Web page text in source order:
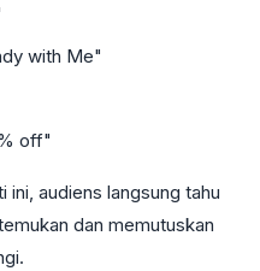
with Me"
off"
audiens langsung tahu
dan memutuskan